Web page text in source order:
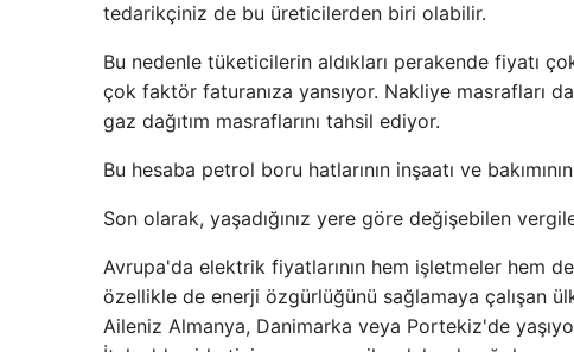
tedarikçiniz de bu üreticilerden biri olabilir.
Bu nedenle tüketicilerin aldıkları perakende fiyatı
çok faktör faturanıza yansıyor. Nakliye masrafları
gaz dağıtım masraflarını tahsil ediyor.
Bu hesaba petrol boru hatlarının inşaatı ve
Son olarak, yaşadığınız yere göre değişebilen
Avrupa'da elektrik fiyatlarının hem işletmeler hem
özellikle de enerji özgürlüğünü sağlamaya çalışan
Aileniz Almanya, Danimarka veya Portekiz'de